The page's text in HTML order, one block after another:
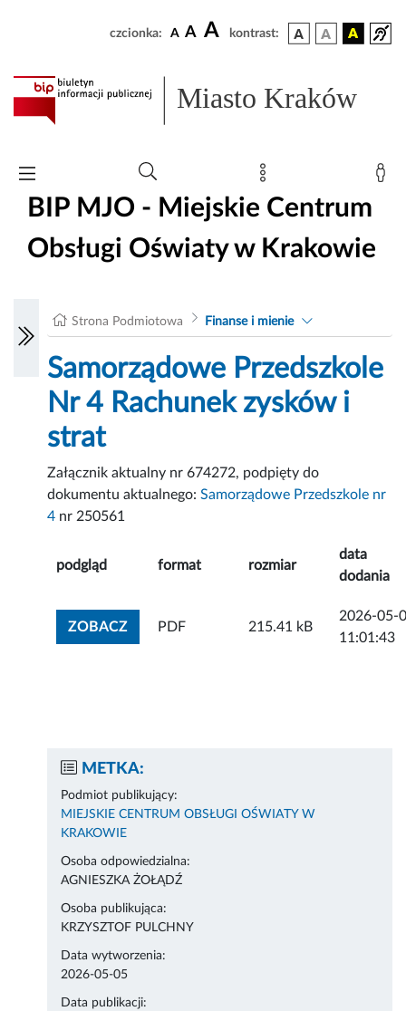
czcionka: A A A kontrast:
Miasto Kraków
BIP MJO - Miejskie Centrum
Obsługi Oświaty w Krakowie
Strona Podmiotowa Finanse i mienie
Samorządowe Przedszkole
Nr 4 Rachunek zysków i
strat
Załącznik aktualny nr 674272, podpięty do
dokumentu aktualnego:Samorządowe Przedszkole nr
4 nr 250561
podgląd format rozmiar
data
dodania
ZOBACZZOBACZ ZAŁĄCZNIK
PDF 215.41 kB
2026-05-
11:01:43
METKA:
Podmiot publikujący:
MIEJSKIE CENTRUM OBSŁUGI OŚWIATY W
KRAKOWIE
Osoba odpowiedzialna:
AGNIESZKA ŻOŁĄDŹ
Osoba publikująca:
KRZYSZTOF PULCHNY
Data wytworzenia:
2026-05-05
Data publikacji: